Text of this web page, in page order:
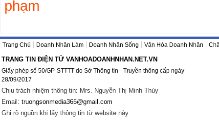
phạm
Trang Chủ Doanh Nhân Làm Doanh Nhân Sống Văn Hóa Doanh Nhân
TRANG TIN ĐIỆN TỬ VANHOADOANHNHAN.NET.VN
Giấy phép số 50/GP-STTTT do Sở Thông tin - Truyền thông cấp ngày
28/09/2017
Chịu trách nhiệm thông tin: Mrs. Nguyễn Thị Minh Thúy
Email: truongsonmedia365@gmail.com
Ghi rõ nguồn khi lấy thông tin từ website này